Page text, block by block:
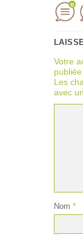
0
Votre
publiée.
Les
avec un
Nom *